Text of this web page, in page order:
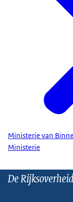
Ministerie van
Ministerie
De